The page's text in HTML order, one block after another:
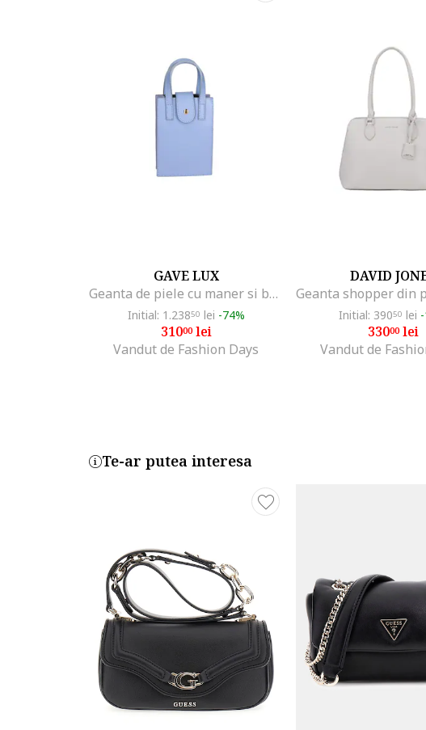
GAVE LUX
Geanta de piele cu maner si bareta detasabila, Albastru pastel
Initial: 1.23850 lei -74%
31000lei
Vandut de Fashion Days
DAVID
Initial: 39050 lei
33000lei
Vandut de
Te-ar putea interesa